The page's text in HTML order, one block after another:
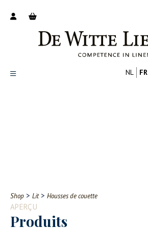
Contact
NL FR
Shop > Lit> Housses de couette
APERÇU
Produits